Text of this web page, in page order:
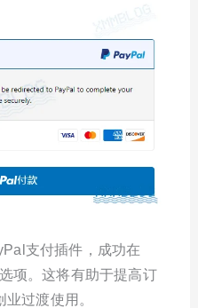
支付插件，成功在
项。这将有助于提高订
过渡使用。